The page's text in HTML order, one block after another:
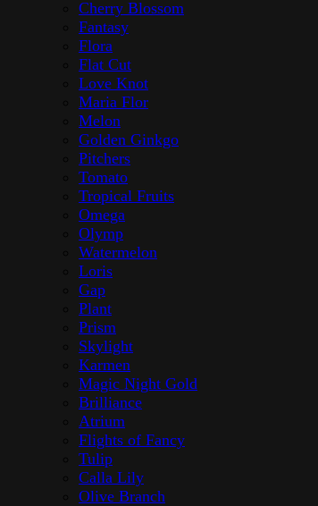
Cherry Blossom
Fantasy
Flora
Flat Cut
Love Knot
Maria Flor
Melon
Golden Ginkgo
Pitchers
Tomato
Tropical Fruits
Omega
Olymp
Watermelon
Loris
Gap
Plant
Prism
Skylight
Karmen
Magic Night Gold
Brilliance
Atrium
Flights of Fancy
Tulip
Calla Lily
Olive Branch